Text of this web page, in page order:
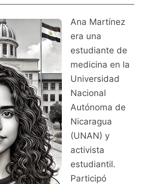
Ana Martínez
era una
estudiante de
medicina en la
Universidad
Nacional
Autónoma de
Nicaragua
(UNAN) y
activista
estudiantil.
Participó